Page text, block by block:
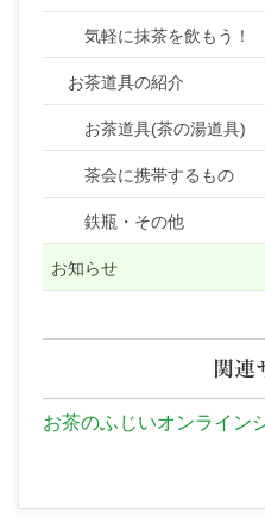
気軽に抹茶を飲もう！
お茶道具の紹介
お茶道具(茶の湯道具)
茶会に携帯するもの
鉄瓶・その他
お知らせ
関連
お茶のふじいオンライン